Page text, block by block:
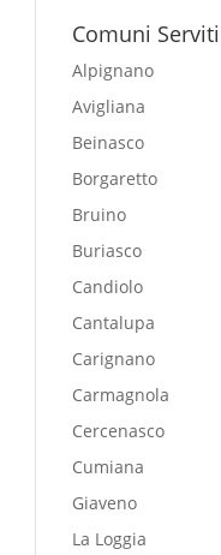
Comuni Serviti
Alpignano
Avigliana
Beinasco
Borgaretto
Bruino
Buriasco
Candiolo
Cantalupa
Carignano
Carmagnola
Cercenasco
Cumiana
Giaveno
La Loggia